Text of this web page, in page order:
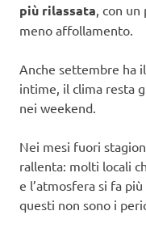
più rilassata , con
meno affollamento.
Anche settembre ha
intime, il clima resta
nei weekend.
Nei mesi fuori
rallenta: molti locali
e l’atmosfera si fa
questi non sono i